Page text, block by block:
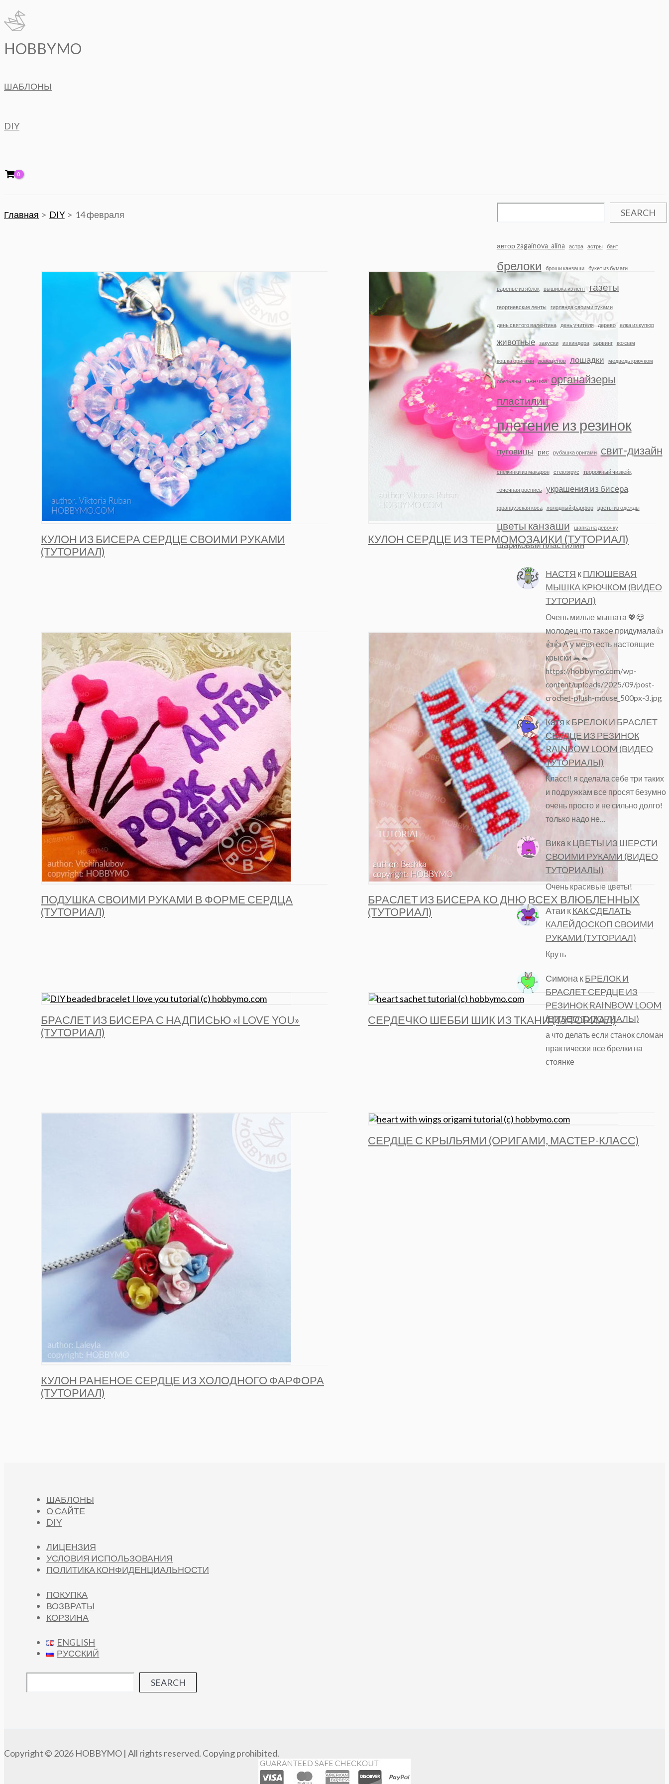
Перейти
к
содержимому
HOBBYMO
ШАБЛОНЫ
DIY
Главная DIY 14 февраля
КУЛОН ИЗ БИСЕРА СЕРДЦЕ СВОИМИ РУКАМИ
(ТУТОРИАЛ)
КУЛОН СЕРДЦЕ ИЗ ТЕРМОМОЗАИКИ (ТУТОРИАЛ)
ПОДУШКА СВОИМИ РУКАМИ В ФОРМЕ СЕРДЦА
(ТУТОРИАЛ)
БРАСЛЕТ ИЗ БИСЕРА КО ДНЮ ВСЕХ ВЛЮБЛЕННЫХ
(ТУТОРИАЛ)
БРАСЛЕТ ИЗ БИСЕРА С НАДПИСЬЮ «I LOVE YOU»
(ТУТОРИАЛ)
СЕРДЕЧКО ШЕББИ ШИК ИЗ ТКАНИ (ТУТОРИАЛ)
КУЛОН РАНЕНОЕ СЕРДЦЕ ИЗ ХОЛОДНОГО ФАРФОРА
(ТУТОРИАЛ)
СЕРДЦЕ С КРЫЛЬЯМИ (ОРИГАМИ, МАСТЕР-КЛАСС)
SEARCH
автор zagainova_alina астра астры бант
брелоки броши канзаши букет из бумаги
варенье из яблок вышивка из лент газеты
георгиевские ленты гирлянда своими руками
день святого валентина день учителя дерево елка из купюр
животные закуски из киндера карвинг кожзам
кошка оригами ловец снов лошадки медведь крючком
обезьяны овечки органайзеры
пластилин
плетение из резинок
пуговицы рис рубашка оригами свит-дизайн
снежинки из макарон стеклярус творожный чизкейк
точечная роспись украшения из бисера
французская коса холодный фарфор цветы из одежды
цветы канзаши шапка на девочку
шариковый пластилин
НАСТЯ кПЛЮШЕВАЯ
МЫШКА КРЮЧКОМ (ВИДЕО
ТУТОРИАЛ)
Очень милые мышата 💖😍
молодец что такое придумала👍
👍👍 А у меня есть настоящие
крыски 🐀🐁
https://hobbymo.com/wp-
content/uploads/2025/09/post-
crochet-plush-mouse_500px-3.jpg
КатякБРЕЛОК И БРАСЛЕТ
СЕРДЦЕ ИЗ РЕЗИНОК
RAINBOW LOOM (ВИДЕО
ТУТОРИАЛЫ)
Класс!! я сделала себе три таких
и подружкам все просят безумно
очень просто и не сильно долго!
только надо не…
ВикакЦВЕТЫ ИЗ ШЕРСТИ
СВОИМИ РУКАМИ (ВИДЕО
ТУТОРИАЛЫ)
Очень красивые цветы!
Атаи кКАК СДЕЛАТЬ
КАЛЕЙДОСКОП СВОИМИ
РУКАМИ (ТУТОРИАЛ)
Круть
Симона кБРЕЛОК И
БРАСЛЕТ СЕРДЦЕ ИЗ
РЕЗИНОК RAINBOW LOOM
(ВИДЕО ТУТОРИАЛЫ)
а что делать если станок сломан
практически все брелки на
стоянке
ШАБЛОНЫ
О САЙТЕ
DIY
ЛИЦЕНЗИЯ
УСЛОВИЯ ИСПОЛЬЗОВАНИЯ
ПОЛИТИКА КОНФИДЕНЦИАЛЬНОСТИ
ПОКУПКА
ВОЗВРАТЫ
КОРЗИНА
ENGLISH
РУССКИЙ
SEARCH
Copyright © 2026 HOBBYMO | All rights reserved. Copying prohibited.